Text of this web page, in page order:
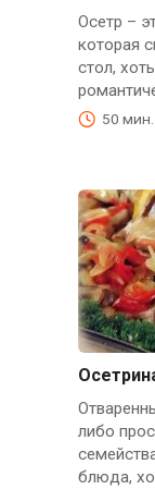
Осетр –
которая
стол,
50 мин.
либо
блюда,